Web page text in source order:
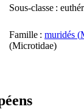
Sous-classe :
Famille : muridés (
(Microtidae)